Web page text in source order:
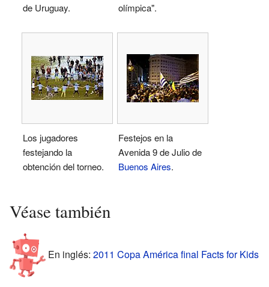
de Uruguay.
olímpica".
Los jugadores
festejando la
obtención del torneo.
Festejos en la
Avenida 9 de Julio de
Buenos Aires.
Véase también
En inglés: 2011 Copa América final Facts for Kids